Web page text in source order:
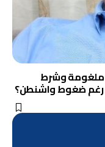
ملغومة وشرط
رغم ضغوط واشنطن؟